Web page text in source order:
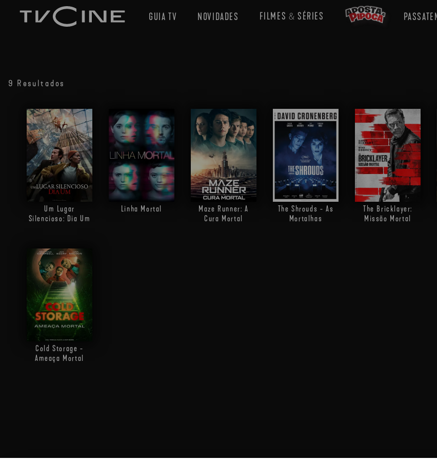
GUIA TV NOVIDADES FILMES & SÉRIES
9 Resultados
Um Lugar
Silencioso: Dia Um
Linha Mortal
Maze Runner: A
Cura Mortal
The Shrouds - As
Mortalhas
The Bricklayer:
Missão Mortal
Cold Storage -
Ameaça Mortal